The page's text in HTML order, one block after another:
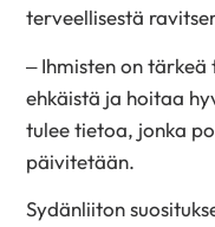
terveellisestä
– Ihmisten on
ehkäistä ja hoitaa
tulee tietoa, jonka
päivitetään.
Sydänliiton